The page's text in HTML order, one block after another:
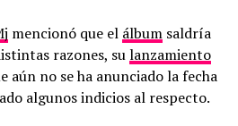
mencionó que el álbumsaldría
razones, sulanzamiento
aún no se ha anunciado la fecha
algunos indicios al respecto.